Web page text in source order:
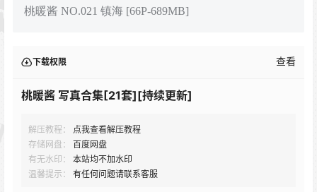
桃暖酱 NO.021 镇海 [66P-689MB]
下载权限 查看
桃暖酱 写真合集[21套][持续更新]
解压教程：
点我查看解压教程
存储网盘：
百度网盘
有无水印：
本站均不加水印
温馨提示：
有任何问题请联系客服